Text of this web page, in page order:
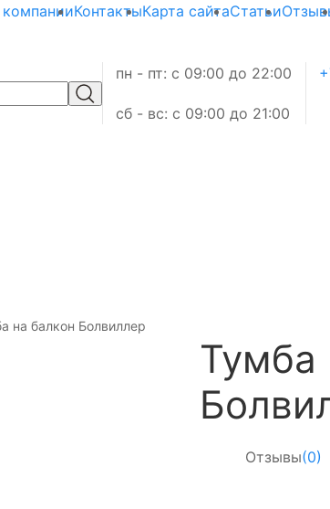
КонтактыКарта сайтаСтатьи
пн - пт: с 09:00 до 22:00
сб - вс: с 09:00 до 21:00
на балкон Болвиллер
Тумба
Отзывы(0)